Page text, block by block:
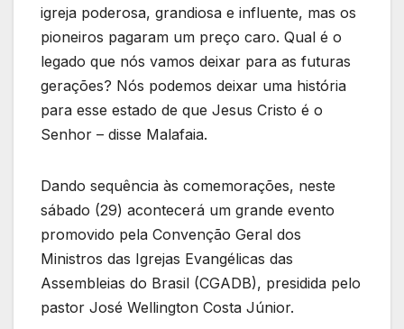
igreja poderosa, grandiosa e influente, mas os
pioneiros pagaram um preço caro. Qual é o
legado que nós vamos deixar para as futuras
gerações? Nós podemos deixar uma história
para esse estado de que Jesus Cristo é o
Senhor – disse Malafaia.
Dando sequência às comemorações, neste
sábado (29) acontecerá um grande evento
promovido pela Convenção Geral dos
Ministros das Igrejas Evangélicas das
Assembleias do Brasil (CGADB), presidida pelo
pastor José Wellington Costa Júnior.